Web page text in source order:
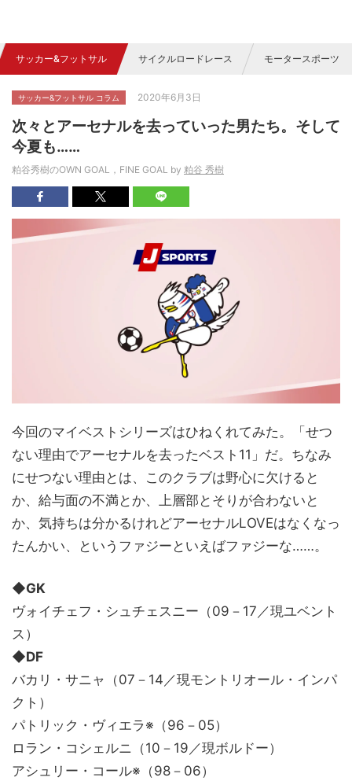
サッカー&フットサル サイクルロードレース モータースポーツ
サッカー&フットサル コラム 2020年6月3日
次々とアーセナルを去っていった男たち。そして
今夏も……
粕谷秀樹のOWN GOAL，FINE GOAL by 粕谷 秀樹
今回のマイベストシリーズはひねくれてみた。「せつ
ない理由でアーセナルを去ったベスト11」だ。ちなみ
にせつない理由とは、このクラブは野心に欠けると
か、給与面の不満とか、上層部とそりが合わないと
か、気持ちは分かるけれどアーセナルLOVEはなくなっ
たんかい、というファジーといえばファジーな……。
◆GK
ヴォイチェフ・シュチェスニー（09－17／現ユベント
ス）
◆DF
バカリ・サニャ（07－14／現モントリオール・インパ
クト）
パトリック・ヴィエラ※（96－05）
ロラン・コシェルニ（10－19／現ボルドー）
アシュリー・コール※（98－06）